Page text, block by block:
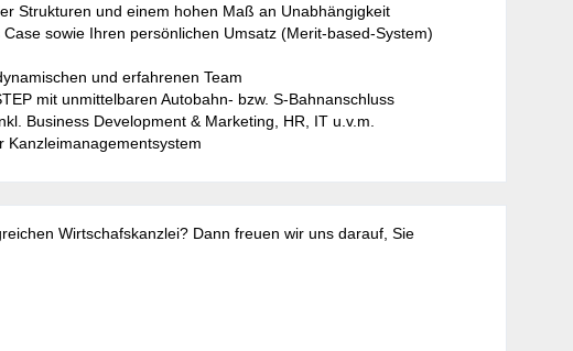
Strukturen und einem hohen Maß an Unabhängigkeit
sowie Ihren persönlichen Umsatz (Merit-based-System)
und erfahrenen Team
mit unmittelbaren Autobahn- bzw. S-Bahnanschluss
Business Development & Marketing, HR, IT u.v.m.
Kanzleimanagementsystem
Wirtschafskanzlei? Dann freuen wir uns darauf, Sie